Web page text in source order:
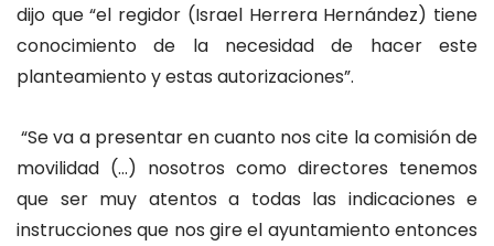
dijo que “el regidor (Israel Herrera Hernández) tiene
conocimiento de la necesidad de hacer este
planteamiento y estas autorizaciones”.
“Se va a presentar en cuanto nos cite la comisión de
movilidad (…) nosotros como directores tenemos
que ser muy atentos a todas las indicaciones e
instrucciones que nos gire el ayuntamiento entonces